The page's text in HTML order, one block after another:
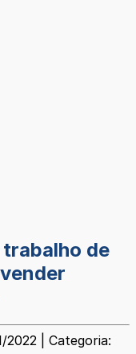
de
2022 | Categoria: